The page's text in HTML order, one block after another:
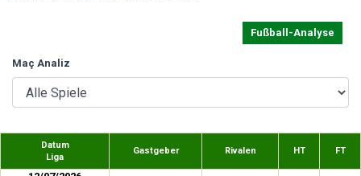
Fußball-Analyse
Maç Analiz
Datum
Liga
Gastgeber Rivalen HT FT